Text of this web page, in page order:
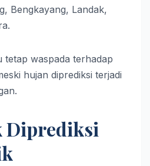
Bengkayang, Landak,
tetap waspada terhadap
hujan diprediksi terjadi
Diprediksi